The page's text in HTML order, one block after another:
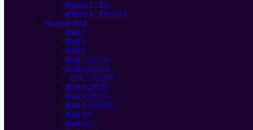
iPhone 17 Pro
iPhone 17 Pro Max
Ремонт iPad
iPad 2
iPad 3
iPad 4
iPad 5 (2017)
iPad 6 (2018)
>iPad 7 (2019)
iPad 8 (2020)
iPad 9 (2021)
iPad 10 (2022)
iPad Air
iPad Air 2